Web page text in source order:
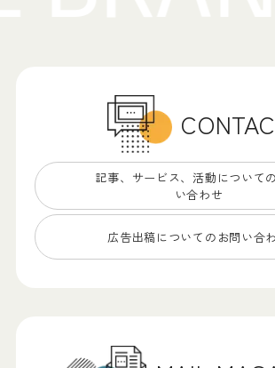
記事、サービス、 活動について
い合わせ
広告出稿についての お問い合